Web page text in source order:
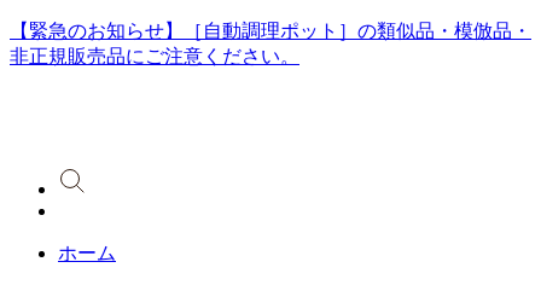
【緊急のお知らせ】［自動調理ポット］の類似品・模倣品・
非正規販売品にご注意ください。
ホーム